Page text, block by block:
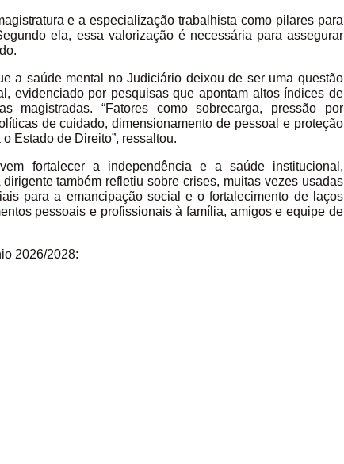
e a especialização trabalhista como pilares para
ela, essa valorização é necessária para assegurar
a saúde mental no Judiciário deixou de ser uma questão
evidenciado por pesquisas que apontam altos índices de
magistradas. “Fatores como sobrecarga, pressão por
de cuidado, dimensionamento de pessoal e proteção
Estado de Direito”, ressaltou.
fortalecer a independência e a saúde institucional,
também refletiu sobre crises, muitas vezes usadas
para a emancipação social e o fortalecimento de laços
pessoais e profissionais à família, amigos e equipe de
2026/2028: